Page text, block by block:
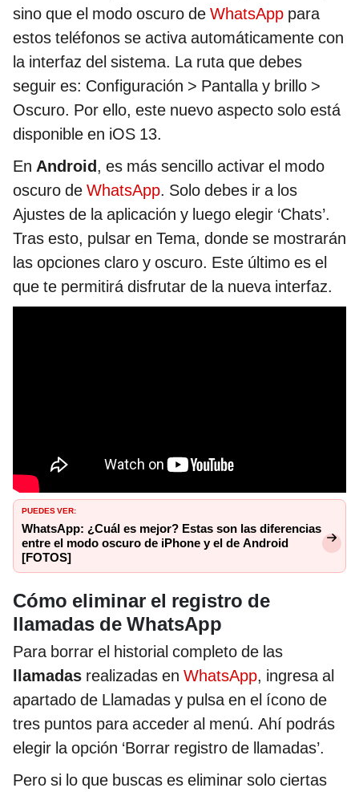
sino que el modo oscuro de WhatsApp para
estos teléfonos se activa automáticamente con
la interfaz del sistema. La ruta que debes
seguir es: Configuración > Pantalla y brillo >
Oscuro. Por ello, este nuevo aspecto solo está
disponible en iOS 13.
En Android, es más sencillo activar el modo
oscuro de WhatsApp. Solo debes ir a los
Ajustes de la aplicación y luego elegir ‘Chats’.
Tras esto, pulsar en Tema, donde se mostrarán
las opciones claro y oscuro. Este último es el
que te permitirá disfrutar de la nueva interfaz.
PUEDES VER:
WhatsApp: ¿Cuál es mejor? Estas son las diferencias
entre el modo oscuro de iPhone y el de Android
[FOTOS]
Cómo eliminar el registro de
llamadas de WhatsApp
Para borrar el historial completo de las
llamadas realizadas en WhatsApp, ingresa al
apartado de Llamadas y pulsa en el ícono de
tres puntos para acceder al menú. Ahí podrás
elegir la opción ‘Borrar registro de llamadas’.
Pero si lo que buscas es eliminar solo ciertas